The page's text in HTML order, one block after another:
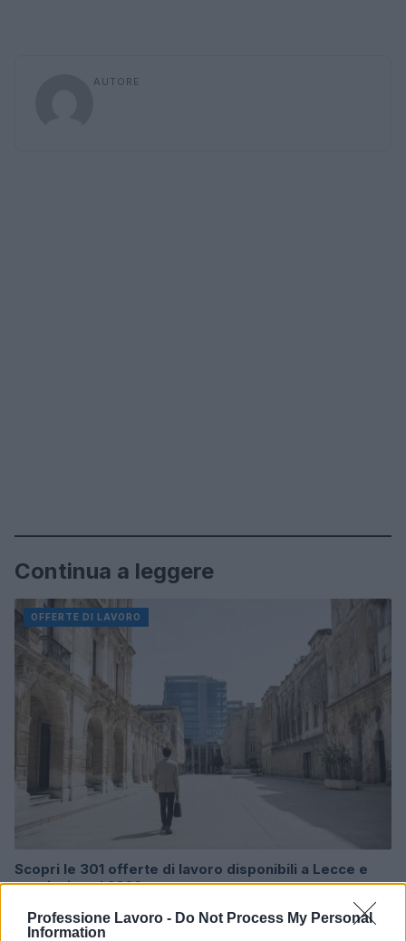
Professione Lavoro - Do Not Process My Personal
Information
AUTORE
Continua a leggere
OFFERTE DI LAVORO
Scopri le 301 offerte di lavoro disponibili a Lecce e
provincia nel 2026